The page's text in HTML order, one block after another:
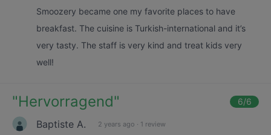
Smoozery became one my favorite places to have
breakfast. The cuisine is Turkish-international and it’s
very tasty. The staff is very kind and treat kids very
well!
"Hervorragend" 6/6
Baptiste A. 2 years ago · 1 review